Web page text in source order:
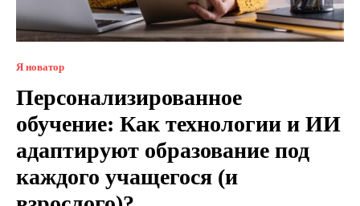
Я новатор
Персонализированное
обучение: Как технологии и ИИ
адаптируют образование под
каждого учащегося (и